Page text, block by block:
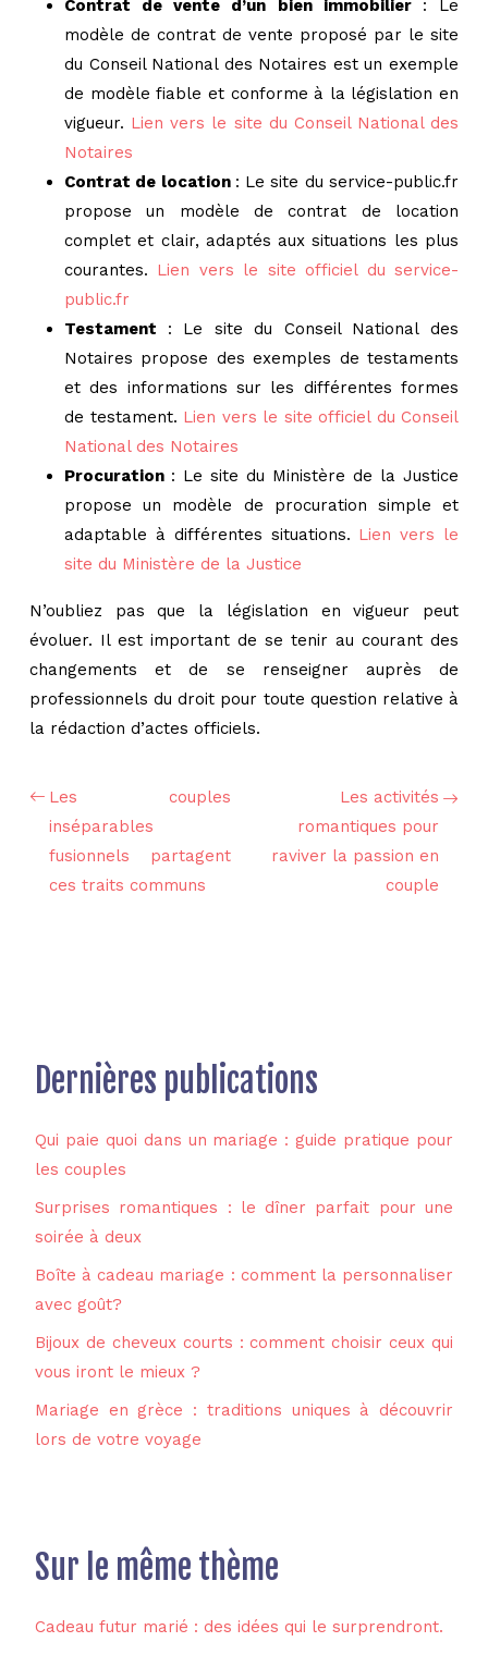
Contrat de vente d’un bien immobilier : Le
modèle de contrat de vente proposé par le site
du Conseil National des Notaires est un exemple
de modèle fiable et conforme à la législation en
vigueur. Lien vers le site du Conseil National des
Notaires
Contrat de location : Le site du service-public.fr
propose un modèle de contrat de location
complet et clair, adaptés aux situations les plus
courantes. Lien vers le site officiel du service-
public.fr
Testament : Le site du Conseil National des
Notaires propose des exemples de testaments
et des informations sur les différentes formes
de testament. Lien vers le site officiel du Conseil
National des Notaires
Procuration : Le site du Ministère de la Justice
propose un modèle de procuration simple et
adaptable à différentes situations. Lien vers le
site du Ministère de la Justice
N’oubliez pas que la législation en vigueur peut
évoluer. Il est important de se tenir au courant des
changements et de se renseigner auprès de
professionnels du droit pour toute question relative à
la rédaction d’actes officiels.
Les couples
inséparables
fusionnels partagent
ces traits communs
Les activités
romantiques pour
raviver la passion en
couple
Dernières publications
Qui paie quoi dans un mariage : guide pratique pour
les couples
Surprises romantiques : le dîner parfait pour une
soirée à deux
Boîte à cadeau mariage : comment la personnaliser
avec goût?
Bijoux de cheveux courts : comment choisir ceux qui
vous iront le mieux ?
Mariage en grèce : traditions uniques à découvrir
lors de votre voyage
Sur le même thème
Cadeau futur marié : des idées qui le surprendront.